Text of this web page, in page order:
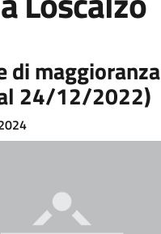
di maggioranza
24/12/2022)